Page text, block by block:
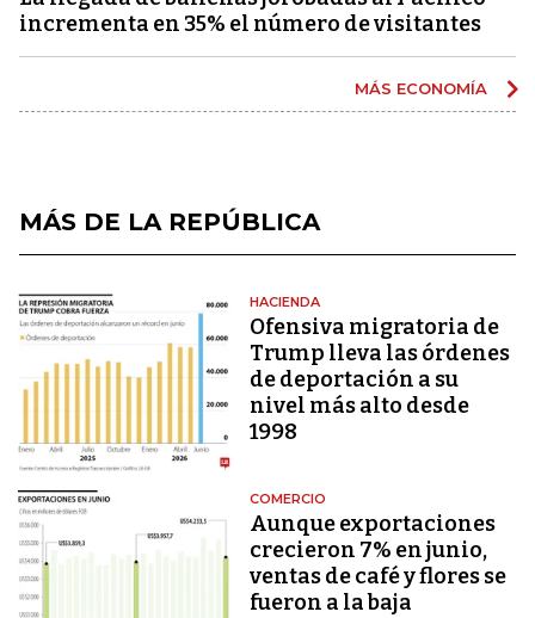
incrementa en 35% el número de visitantes
MÁS ECONOMÍA
MÁS DE LA REPÚBLICA
HACIENDA
Ofensiva migratoria de
Trump lleva las órdenes
de deportación a su
nivel más alto desde
1998
COMERCIO
Aunque exportaciones
crecieron 7% en junio,
ventas de café y flores se
fueron a la baja